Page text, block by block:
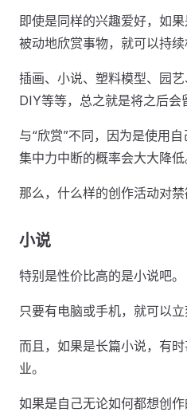
即使是同样的兴趣爱好，如
被动地欣赏事物，就可以持续
插画、小说、塑料模型、园艺
DIY等等，总之就是将之后会
与“欣赏”不同，因为是使用
集中力中断的概率会大大降低
那么，什么样的创作活动对禁
小说
特别是性价比高的是小说吧。
只要有电脑或手机，就可以立
而且，如果是长篇小说，有
业。
如果是自己无论如何都想创